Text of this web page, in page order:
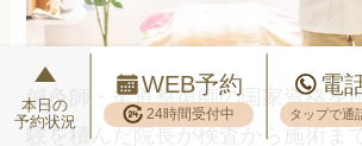
鍼灸師・柔道整復師の国家資格を
験を積んだ院長が検査から施術ま
本日の
予約状況
WEB予約
24時間受付中
電
タップで通